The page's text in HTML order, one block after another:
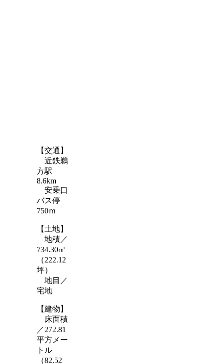
【交通】
近鉄鵜
方駅
8.6km
安乗口
バス停
750ｍ
【土地】
地積／
734.30㎡
（222.12
坪）
地目／
宅地
【建物】
床面積
／272.81
平方メー
トル
（82.52